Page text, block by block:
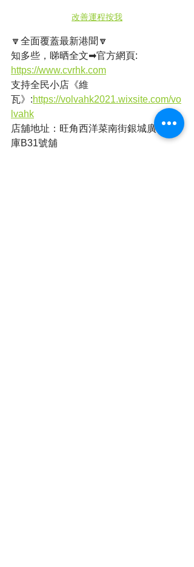
改善運程按我
🔽全面覆蓋最新港聞🔽
知多些，睇晒全文➡官方網頁:
https://www.cvrhk.com
支持全民小店《維
瓦》:https://volvahk2021.wixsite.com/vo
lvahk
店舖地址：旺角西洋菜南街銀城廣場地
庫B31號舖